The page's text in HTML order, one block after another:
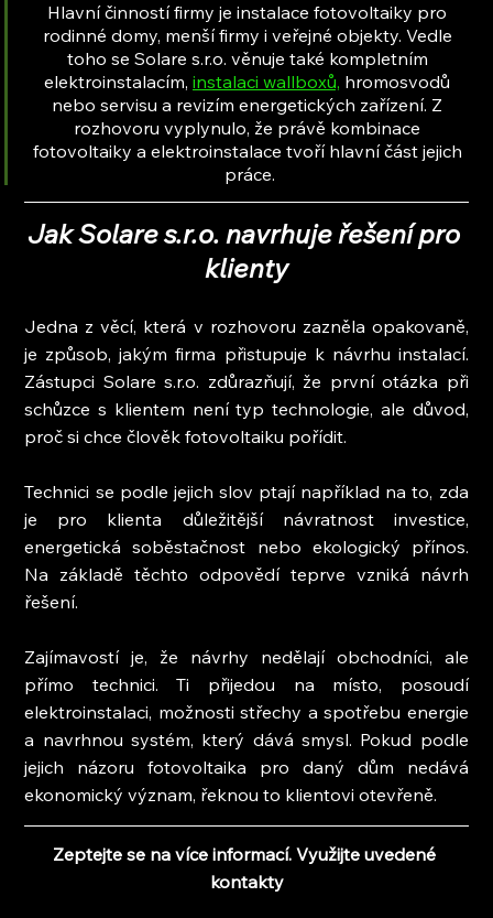
Hlavní činností firmy je instalace fotovoltaiky pro
rodinné domy, menší firmy i veřejné objekty. Vedle
toho se Solare s.r.o. věnuje také kompletním
elektroinstalacím, instalaci wallboxů, hromosvodů
nebo servisu a revizím energetických zařízení. Z
rozhovoru vyplynulo, že právě kombinace
fotovoltaiky a elektroinstalace tvoří hlavní část jejich
práce.
Jak Solare s.r.o. navrhuje řešení pro
klienty
Jedna z věcí, která v rozhovoru zazněla opakovaně,
je způsob, jakým firma přistupuje k návrhu instalací.
Zástupci Solare s.r.o. zdůrazňují, že první otázka při
schůzce s klientem není typ technologie, ale důvod,
proč si chce člověk fotovoltaiku pořídit.
Technici se podle jejich slov ptají například na to, zda
je pro klienta důležitější návratnost investice,
energetická soběstačnost nebo ekologický přínos.
Na základě těchto odpovědí teprve vzniká návrh
řešení.
Zajímavostí je, že návrhy nedělají obchodníci, ale
přímo technici. Ti přijedou na místo, posoudí
elektroinstalaci, možnosti střechy a spotřebu energie
a navrhnou systém, který dává smysl. Pokud podle
jejich názoru fotovoltaika pro daný dům nedává
ekonomický význam, řeknou to klientovi otevřeně.
Zeptejte se na více informací. Využijte uvedené
kontakty